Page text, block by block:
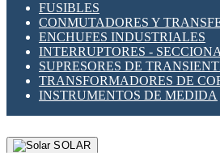
FUSIBLES
CONMUTADORES Y
ENCHUFES INDUSTRIALES
INTERRUPTORES -
SUPRESORES DE
TRANSFORMADORES DE
INSTRUMENTOS DE MEDIDA
SOLAR